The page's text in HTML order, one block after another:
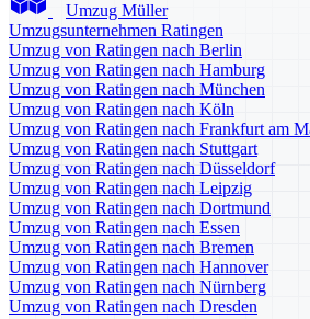
Umzug Müller
Umzugsunternehmen Ratingen
Umzug von Ratingen nach Berlin
Umzug von Ratingen nach Hamburg
Umzug von Ratingen nach München
Umzug von Ratingen nach Köln
Umzug von Ratingen nach Frankfurt am
Umzug von Ratingen nach Stuttgart
Umzug von Ratingen nach Düsseldorf
Umzug von Ratingen nach Leipzig
Umzug von Ratingen nach Dortmund
Umzug von Ratingen nach Essen
Umzug von Ratingen nach Bremen
Umzug von Ratingen nach Hannover
Umzug von Ratingen nach Nürnberg
Umzug von Ratingen nach Dresden